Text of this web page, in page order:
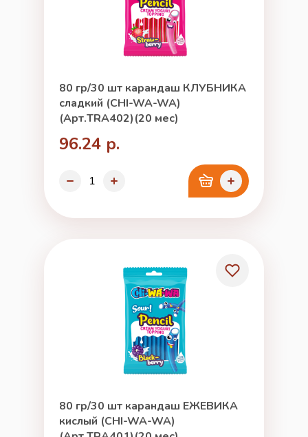
80 гр/30 шт карандаш КЛУБНИКА
сладкий (CHI-WA-WA)
(Арт.TRA402)(20 мес)
96.24 р.
80 гр/30 шт карандаш ЕЖЕВИКА
кислый (CHI-WA-WA)